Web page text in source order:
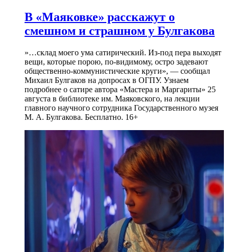
В «Маяковке» расскажут о
смешном и страшном у Булгакова
»…склад моего ума сатирический. Из-под пера выходят
вещи, которые порою, по-видимому, остро задевают
общественно-коммунистические круги», — сообщал
Михаил Булгаков на допросах в ОГПУ. Узнаем
подробнее о сатире автора «Мастера и Маргариты» 25
августа в библиотеке им. Маяковского, на лекции
главного научного сотрудника Государственного музея
М. А. Булгакова. Бесплатно. 16+